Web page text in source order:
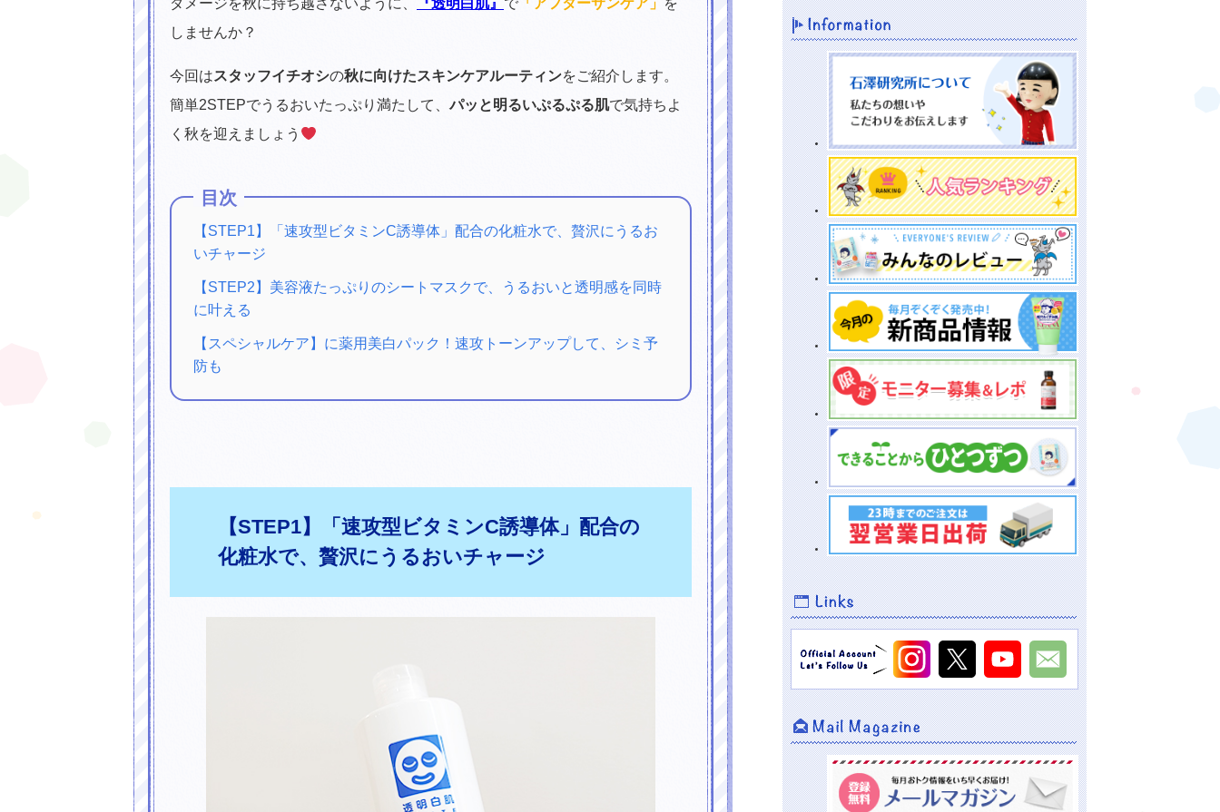
ダメージを秋に持ち越さないように、 『透明白肌』 で 「アフターサンケア」 を
しませんか？
今回はスタッフイチオシの秋に向けたスキンケアルーティンをご紹介します。
簡単2STEPでうるおいたっぷり満たして、パッと明るいぷるぷる肌で気持ちよ
く秋を迎えましょう
目次
【STEP1】「速攻型ビタミンC誘導体」配合の化粧水で、贅沢にうるお
いチャージ
【STEP2】美容液たっぷりのシートマスクで、うるおいと透明感を同時
に叶える
【スペシャルケア】に薬用美白パック！速攻トーンアップして、シミ予
防も
【STEP1】「速攻型ビタミンC誘導体」配合の
化粧水で、贅沢にうるおいチャージ